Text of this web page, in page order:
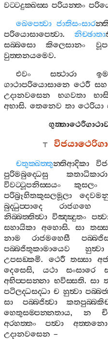
වට‍්ටදුක‍්ඛස‍්ස පරියන‍්තං
ඛෙපෙත්‍වා ජාතිසංසාරන‍්ති
පරියොසාපෙත්‍වා. නිච‍්ඡාතා
සබ‍්බසො
කිලෙසානං
වුත‍්තනයමෙව.
එවං
සත්‍ථාරා
ගාථාපරියොසානෙ ථෙරී සහ
උදානවසෙන
භගවතා
අභාසි. තෙනෙව තා ථෙරියා
චතුක‍්ඛත‍්තුන‍්තිආදිකා
පුරිමබුද‍්ධෙසු
කතාධිකාරා
විවට‍්ටූපනිස‍්සයං
කුසලං
පරිබ්‍රූහිතකුසලමූලා
බුද‍්ධුප‍්පාදෙ
රාජගහෙ
නිබ‍්බත‍්තිත්‍වා විඤ‍්ඤුතං
සහායිකා
අහොසි. සා
නාම
රාජමහෙසී
පබ‍්බජිතුකාමායෙව
හුත්‍වා
උපසඞ‍්කමි. ථෙරී තස‍්සා
දෙසෙසි, යථා සංසාරෙ
අභිප‍්පසන‍්නා භවිස‍්සති.සා
පටිලද‍්ධසද‍්ධා ච හුත්‍වා
සා
පබ‍්බජිත්‍වා
හෙතුසම‍්පන‍්නතාය, න
අරහත‍්තං
පත්‍වා අත‍්තනො
උදානවසෙන –